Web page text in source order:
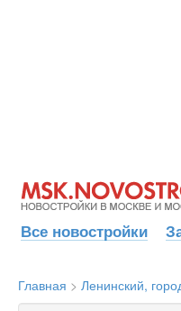
Все новостройки
Главная > Ленинский,